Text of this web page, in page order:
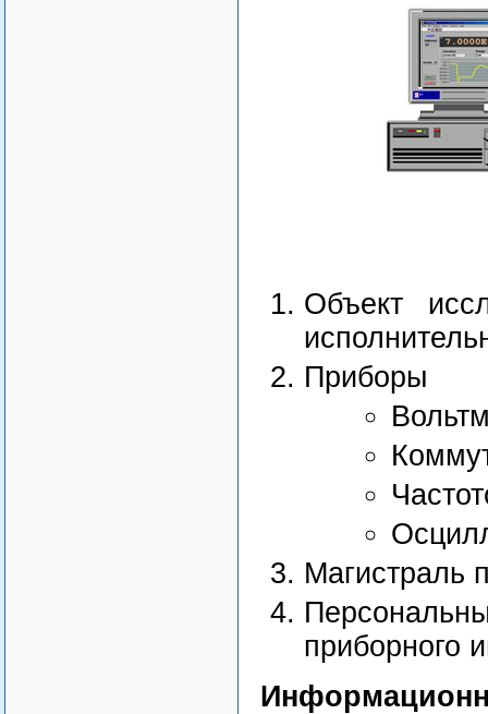
Объект
Приборы
Магистраль
приборного